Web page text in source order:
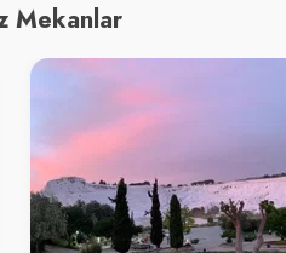
Mekanlar